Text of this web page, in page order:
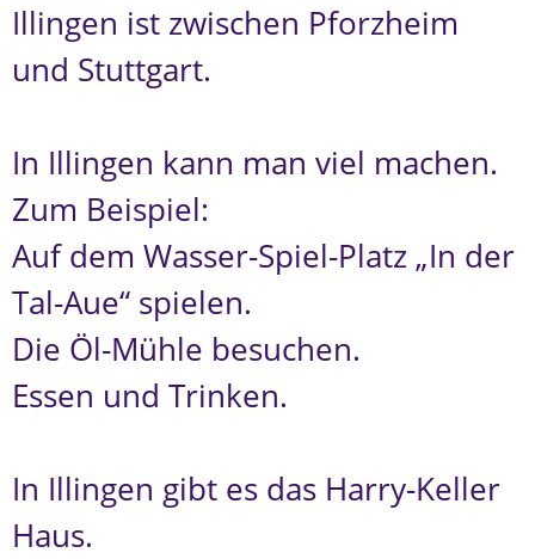
Illingen ist zwischen Pforzheim
und Stuttgart.
In Illingen kann man viel machen.
Zum Beispiel:
Auf dem Wasser-Spiel-Platz „In der
Tal-Aue“ spielen.
Die Öl-Mühle besuchen.
Essen und Trinken.
In Illingen gibt es das Harry-Keller
Haus.